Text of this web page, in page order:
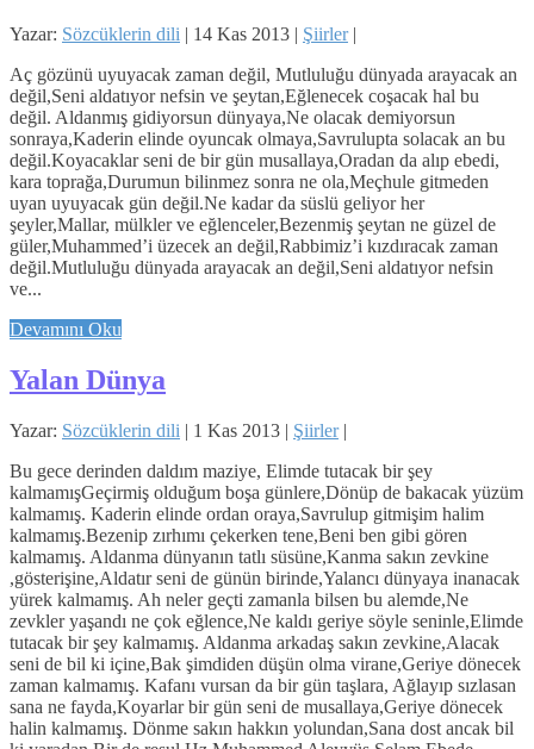
Yazar: Sözcüklerin dili | 14 Kas 2013 | Şiirler|
Aç gözünü uyuyacak zaman değil, Mutluluğu dünyada arayacak an
değil,Seni aldatıyor nefsin ve şeytan,Eğlenecek coşacak hal bu
değil. Aldanmış gidiyorsun dünyaya,Ne olacak demiyorsun
sonraya,Kaderin elinde oyuncak olmaya,Savrulupta solacak an bu
değil.Koyacaklar seni de bir gün musallaya,Oradan da alıp ebedi,
kara toprağa,Durumun bilinmez sonra ne ola,Meçhule gitmeden
uyan uyuyacak gün değil.Ne kadar da süslü geliyor her
şeyler,Mallar, mülkler ve eğlenceler,Bezenmiş şeytan ne güzel de
güler,Muhammed’i üzecek an değil,Rabbimiz’i kızdıracak zaman
değil.Mutluluğu dünyada arayacak an değil,Seni aldatıyor nefsin
ve...
Devamını Oku
Yalan Dünya
Yazar: Sözcüklerin dili | 1 Kas 2013 | Şiirler|
Bu gece derinden daldım maziye, Elimde tutacak bir şey
kalmamışGeçirmiş olduğum boşa günlere,Dönüp de bakacak yüzüm
kalmamış. Kaderin elinde ordan oraya,Savrulup gitmişim halim
kalmamış.Bezenip zırhımı çekerken tene,Beni ben gibi gören
kalmamış. Aldanma dünyanın tatlı süsüne,Kanma sakın zevkine
,gösterişine,Aldatır seni de günün birinde,Yalancı dünyaya inanacak
yürek kalmamış. Ah neler geçti zamanla bilsen bu alemde,Ne
zevkler yaşandı ne çok eğlence,Ne kaldı geriye söyle seninle,Elimde
tutacak bir şey kalmamış. Aldanma arkadaş sakın zevkine,Alacak
seni de bil ki içine,Bak şimdiden düşün olma virane,Geriye dönecek
zaman kalmamış. Kafanı vursan da bir gün taşlara, Ağlayıp sızlasan
sana ne fayda,Koyarlar bir gün seni de musallaya,Geriye dönecek
halin kalmamış. Dönme sakın hakkın yolundan,Sana dost ancak bil